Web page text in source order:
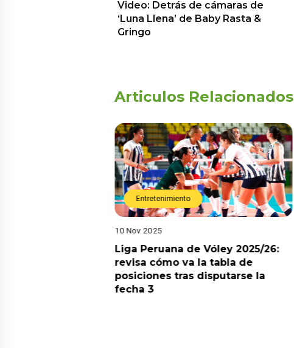
Video: Detrás de cámaras de
‘Luna Llena’ de Baby Rasta &
Gringo
Articulos Relacionados
Entretenimiento
10 Nov 2025
Liga Peruana de Vóley 2025/26:
revisa cómo va la tabla de
posiciones tras disputarse la
fecha 3